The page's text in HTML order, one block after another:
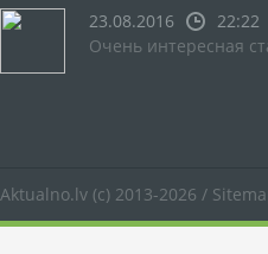
23.08.2016
22:22
Очень интересная
Aktualno.lv (c) 2013-2026 /